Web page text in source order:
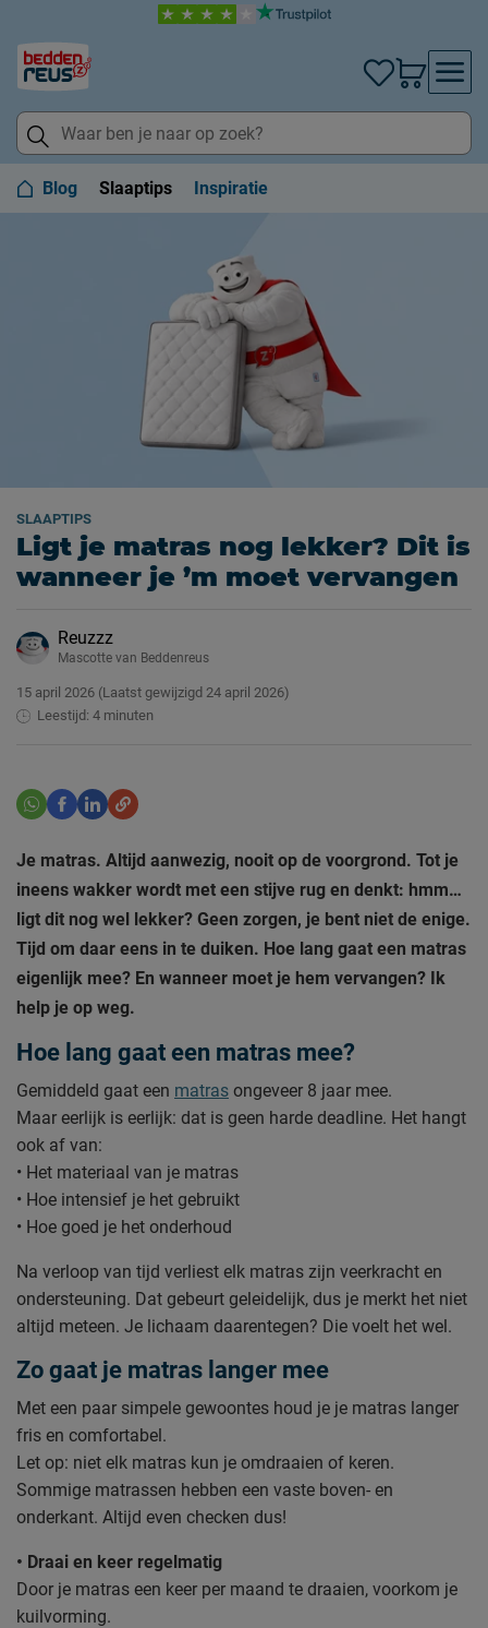
Blog Slaaptips Inspiratie
SLAAPTIPS
Ligt je matras nog lekker? Dit is
wanneer je ’m moet vervangen
Reuzzz
Mascotte van Beddenreus
15 april 2026 (Laatst gewijzigd 24 april 2026)
Leestijd: 4 minuten
Je matras. Altijd aanwezig, nooit op de voorgrond. Tot je
ineens wakker wordt met een stijve rug en denkt: hmm…
ligt dit nog wel lekker? Geen zorgen, je bent niet de enige.
Tijd om daar eens in te duiken. Hoe lang gaat een matras
eigenlijk mee? En wanneer moet je hem vervangen? Ik
help je op weg.
Hoe lang gaat een matras mee?
Gemiddeld gaat een matras ongeveer 8 jaar mee.
Maar eerlijk is eerlijk: dat is geen harde deadline. Het hangt
ook af van:
• Het materiaal van je matras
• Hoe intensief je het gebruikt
• Hoe goed je het onderhoud
Na verloop van tijd verliest elk matras zijn veerkracht en
ondersteuning. Dat gebeurt geleidelijk, dus je merkt het niet
altijd meteen. Je lichaam daarentegen? Die voelt het wel.
Zo gaat je matras langer mee
Met een paar simpele gewoontes houd je je matras langer
fris en comfortabel.
Let op: niet elk matras kun je omdraaien of keren.
Sommige matrassen hebben een vaste boven- en
onderkant. Altijd even checken dus!
• Draai en keer regelmatig
Door je matras een keer per maand te draaien, voorkom je
kuilvorming.